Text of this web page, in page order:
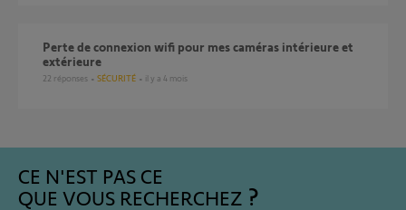
Perte de connexion wifi pour mes caméras intérieure et
extérieure
22 réponses SÉCURITÉ il y a 4 mois
CE N'EST PAS CE
QUE VOUS RECHERCHEZ